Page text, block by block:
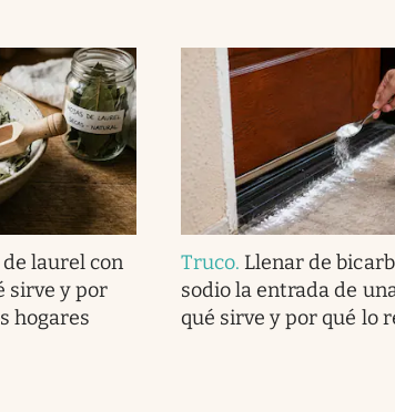
laurel con
sirve y por
hogares
Truco. Llenar de
sodio la entrada de
qué sirve y por qué lo